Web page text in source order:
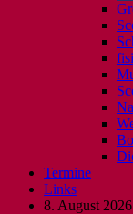
Termine
Links
8. August 2026